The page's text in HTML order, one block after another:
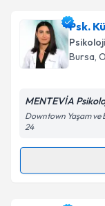
Klinik
takvimi talebi
almanız için
E-posta
Kişisel
Metni'ni
Psk.
Psikoloji
Bursa,
MENTEVİA
Downtown Yaşam ve
24
Randevu